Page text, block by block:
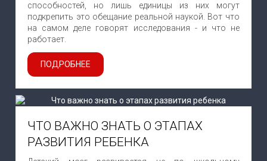
способностей, но лишь единицы из них могут
подкрепить это обещание реальной наукой. Вот что
на самом деле говорят исследования - и что не
работает.
ПОДРОБНЕЕ
ЧТО ВАЖНО ЗНАТЬ О ЭТАПАХ
РАЗВИТИЯ РЕБЕНКА